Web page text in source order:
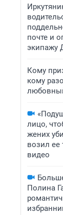
почте и
экипажу
Кому
кому
лицо,
жених
возил ее
видео
Полина